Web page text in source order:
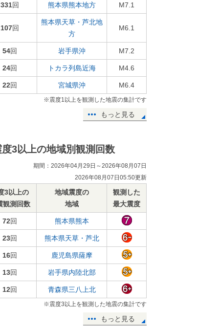
331回 熊本県熊本地方 M7.1
107回
熊本県天草・芦北地
方
M6.1
54回 岩手県沖 M7.2
24回 トカラ列島近海 M4.6
22回 宮城県沖 M6.4
※震度1以上を観測した地震の集計です
もっと見る
度3以上の地域別観測回数
期間：2026年04月29日～2026年08月07日
2026年08月07日05:50更新
3以上の
観測回数
地域震度の
地域
観測した
最大震度
72回 熊本県熊本
23回 熊本県天草・芦北
16回 鹿児島県薩摩
13回 岩手県内陸北部
12回 青森県三八上北
※震度3以上を観測した地震の集計です
もっと見る